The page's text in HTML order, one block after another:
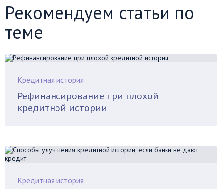
Рекомендуем статьи по
теме
Кредитная история
Рефинансирование при плохой
кредитной истории
Кредитная история